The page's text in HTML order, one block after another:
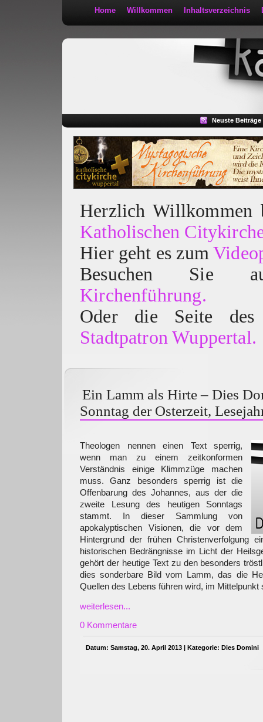
Home Willkommen Inhaltsverzeichnis
Neuste Beiträge
Herzlich
Katholischen
Hier geht es zum
Besuchen
Kirchenführung.
Oder die Seite des
Stadtpatron Wuppertal.
Ein Lamm als Hirte – Dies
Sonntag der Osterzeit,
Theologen nennen einen Text sperrig,
wenn man zu einem zeitkonformen
Verständnis einige Klimmzüge machen
muss. Ganz besonders sperrig ist die
Offenbarung des Johannes, aus der die
zweite Lesung des heutigen Sonntags
stammt. In dieser Sammlung von
apokalyptischen Visionen, die vor dem
Hintergrund der frühen Christenverfolgung
historischen Bedrängnisse im Licht der
gehört der heutige Text zu den besonders
dies sonderbare Bild vom Lamm, das die
Quellen des Lebens führen wird, im Mittelpunkt
weiterlesen...
0 Kommentare
Datum: Samstag, 20. April 2013 | Kategorie: Dies Domini